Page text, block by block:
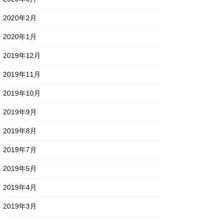
2020年2月
2020年1月
2019年12月
2019年11月
2019年10月
2019年9月
2019年8月
2019年7月
2019年5月
2019年4月
2019年3月